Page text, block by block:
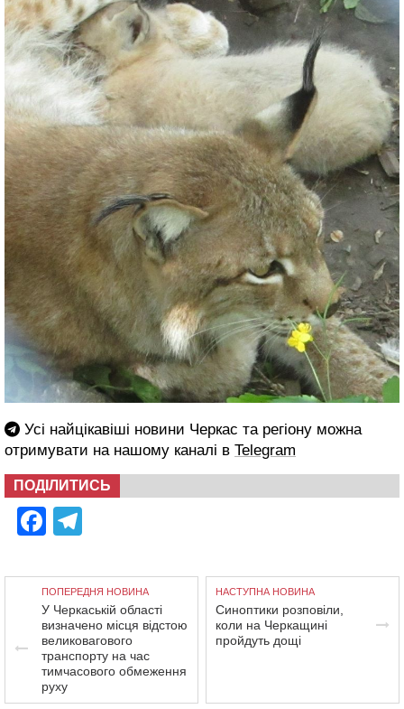
Усі найцікавіші новини Черкас та регіону можна
отримувати на нашому каналі в Telegram
ПОДІЛИТИСЬ
Facebook
ПОПЕРЕДНЯ НОВИНА
У Черкаській області
визначено місця відстою
великовагового
транспорту на час
тимчасового обмеження
руху
НАСТУПНА НОВИНА
Синоптики розповіли,
коли на Черкащині
пройдуть дощі